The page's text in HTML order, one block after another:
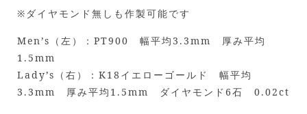
※ダイヤモンド無しも作製可能です
Men’s（左）：PT900 幅平均3.3mm 厚み平均
1.5mm
Lady’s（右）：K18イエローゴールド 幅平均
3.3mm 厚み平均1.5mm ダイヤモンド6石 0.02ct